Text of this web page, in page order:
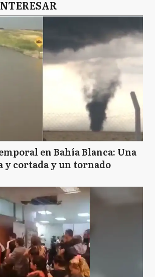
en Bahía Blanca: Una
y cortada y un tornado